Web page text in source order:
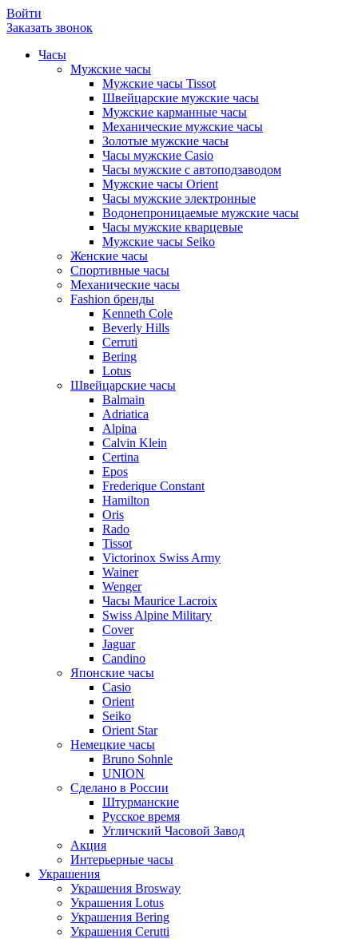
Войти
Заказать звонок
Часы
Мужские часы
Мужские часы Tissot
Швейцарские мужские часы
Мужские карманные часы
Механические мужские часы
Золотые мужские часы
Часы мужские Casio
Часы мужские с автоподзаводом
Мужские часы Orient
Часы мужские электронные
Водонепроницаемые мужские часы
Часы мужские кварцевые
Мужские часы Seiko
Женские часы
Спортивные часы
Механические часы
Fashion бренды
Kenneth Cole
Beverly Hills
Cerruti
Bering
Lotus
Швейцарские часы
Balmain
Adriatica
Alpina
Calvin Klein
Certina
Epos
Frederique Constant
Hamilton
Oris
Rado
Tissot
Victorinox Swiss Army
Wainer
Wenger
Часы Maurice Lacroix
Swiss Alpine Military
Cover
Jaguar
Candino
Японские часы
Casio
Orient
Seiko
Orient Star
Немецкие часы
Bruno Sohnle
UNION
Сделано в России
Штурманские
Русское время
Угличский Часовой Завод
Акция
Интерьерные часы
Украшения
Украшения Brosway
Украшения Lotus
Украшения Bering
Украшения Cerutti